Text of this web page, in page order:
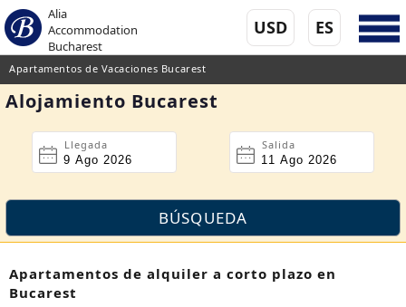
Alia
Accommodation
Bucharest
ES
USD
Apartamentos de Vacaciones Bucarest
Alojamiento Bucarest
Llegada Salida
Apartamentos de alquiler a corto plazo en
Bucarest